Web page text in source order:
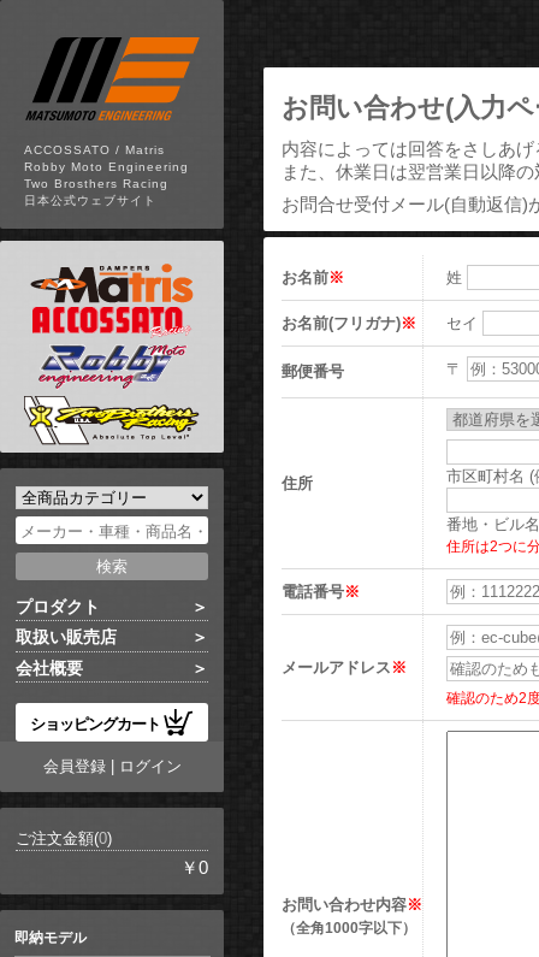
ACCOSSATO / Matris
Robby Moto Engineering
Two Brosthers Racing
日本公式ウェブサイト
プロダクト
取扱い販売店
会社概要
ショッピングカート
会員登録| ログイン
ご注文金額(0)
￥0
即納モデル
お問い合わせ(入力
内容によっては回答をさしあ
また、休業日は翌営業日以降
お問合せ受付メール(自動返信)
お名前※ 姓
お名前(フリガナ)※ セイ
郵便番号 〒
住所 市区町村名 (
番地・ビル
住所は2つに
電話番号※
メールアドレス ※
確認のため2
お問い合わせ内容※
（全角1000字以下）